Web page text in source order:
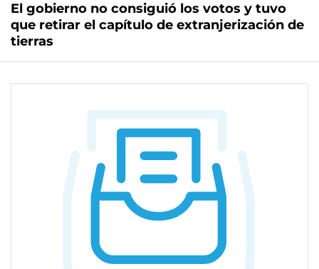
El gobierno no consiguió los votos y tuvo
que retirar el capítulo de extranjerización de
tierras